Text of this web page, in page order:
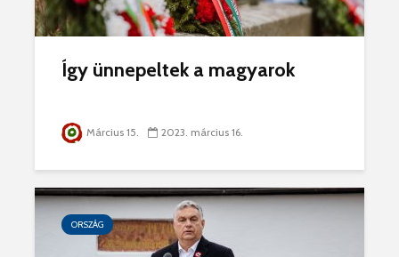
Így ünnepeltek a magyarok
Március 15. 2023. március 16.
ORSZÁG